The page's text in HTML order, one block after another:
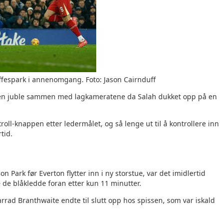
i annenomgang. Foto: Jason Cairnduff
sammen med lagkameratene da Salah dukket opp på en
knappen etter ledermålet, og så lenge ut til å kontrollere inn
Park før Everton flytter inn i ny storstue, var det imidlertid
blåkledde foran etter kun 11 minutter.
Branthwaite endte til slutt opp hos spissen, som var iskald